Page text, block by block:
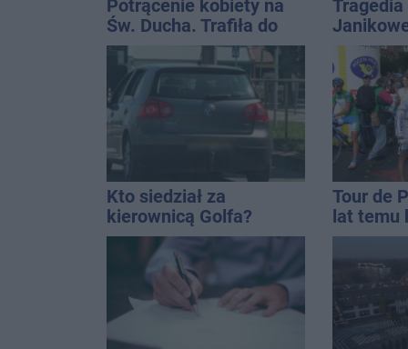
Potrącenie kobiety na
Św. Ducha. Trafiła do
szpitala
Tragedia
Kto siedział za
kierownicą Golfa?
Kierowca zbiegł po
kolizji
Tour de
lat temu